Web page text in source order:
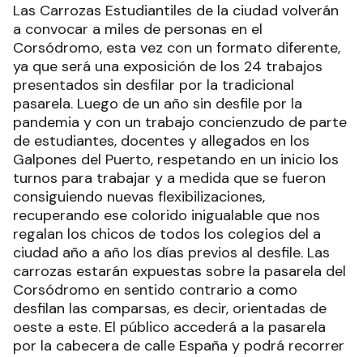
Las Carrozas Estudiantiles de la ciudad volverán
a convocar a miles de personas en el
Corsódromo, esta vez con un formato diferente,
ya que será una exposición de los 24 trabajos
presentados sin desfilar por la tradicional
pasarela. Luego de un año sin desfile por la
pandemia y con un trabajo concienzudo de parte
de estudiantes, docentes y allegados en los
Galpones del Puerto, respetando en un inicio los
turnos para trabajar y a medida que se fueron
consiguiendo nuevas flexibilizaciones,
recuperando ese colorido inigualable que nos
regalan los chicos de todos los colegios del a
ciudad año a año los días previos al desfile. Las
carrozas estarán expuestas sobre la pasarela del
Corsódromo en sentido contrario a como
desfilan las comparsas, es decir, orientadas de
oeste a este. El público accederá a la pasarela
por la cabecera de calle España y podrá recorrer